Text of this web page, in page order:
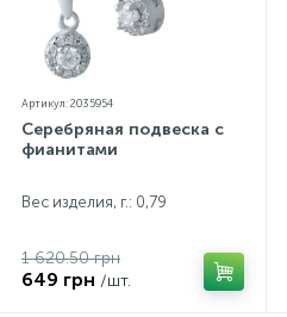
Артикул: 2035954
Серебряная подвеска с
фианитами
Вес изделия, г.: 0,79
1 620.50 грн
649 грн /шт.